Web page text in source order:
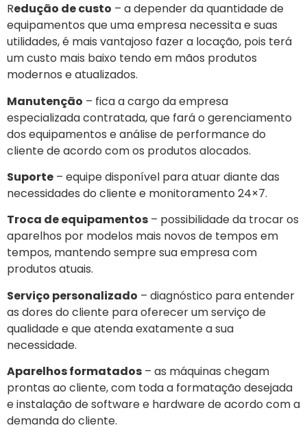
Redução de custo – a depender da quantidade de
equipamentos que uma empresa necessita e suas
utilidades, é mais vantajoso fazer a locação, pois terá
um custo mais baixo tendo em mãos produtos
modernos e atualizados.
Manutenção – fica a cargo da empresa
especializada contratada, que fará o gerenciamento
dos equipamentos e análise de performance do
cliente de acordo com os produtos alocados.
Suporte – equipe disponível para atuar diante das
necessidades do cliente e monitoramento 24×7.
Troca de equipamentos – possibilidade da trocar os
aparelhos por modelos mais novos de tempos em
tempos, mantendo sempre sua empresa com
produtos atuais.
Serviço personalizado – diagnóstico para entender
as dores do cliente para oferecer um serviço de
qualidade e que atenda exatamente a sua
necessidade.
Aparelhos formatados – as máquinas chegam
prontas ao cliente, com toda a formatação desejada
e instalação de software e hardware de acordo com a
demanda do cliente.